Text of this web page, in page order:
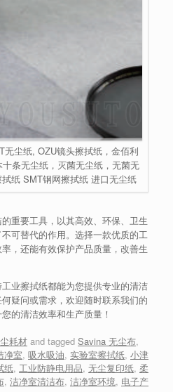
无尘纸, OZU镜头擦拭纸，金佰利
条无尘纸，灭菌无尘纸，无菌无
纸 SMT钢网擦拭纸 进口无尘纸
重要工具，以其高效、环保、卫生
可替代的作用。选择一款优质的工
，还能有效保护产品质量，改善生
业擦拭纸都能为您提供专业的清洁
疑问或需求，欢迎随时联系我们的
的清洁效率和生产质量！
耗材 and tagged Savina 无尘布,
净室, 吸水吸油, 实验室擦拭纸, 小津
纸, 工业防静电用品, 无尘复印纸, 柔
, 洁净室清洁布, 洁净室环境, 电子产